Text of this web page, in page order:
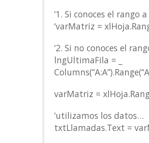
‘1. Si conoces el rango
‘varMatriz =
‘2. Si no conoces el
lngUltimaFila = _
varMatriz =
‘utilizamos los datos…
txtLlamadas.Text =